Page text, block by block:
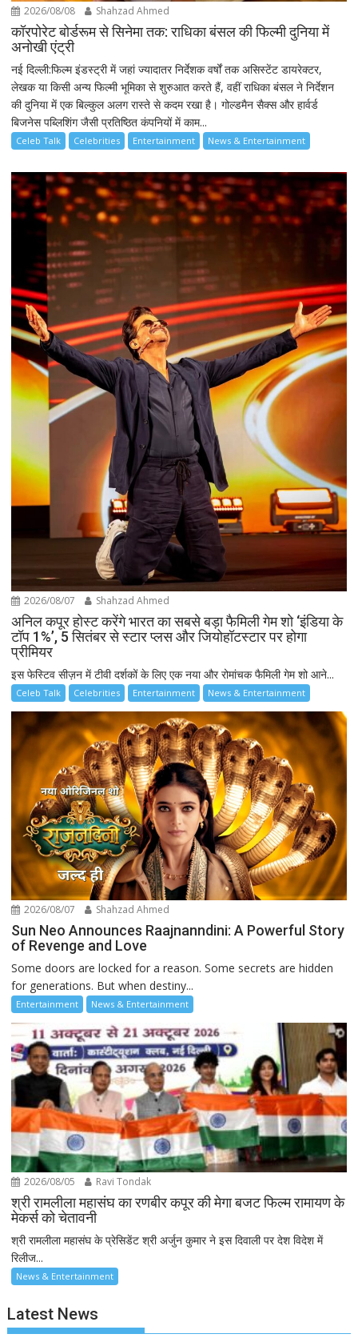
2026/08/08 Shahzad Ahmed
कॉरपोरेट बोर्डरूम से सिनेमा तक: राधिका बंसल की फिल्मी दुनिया में
अनोखी एंट्री
नई दिल्ली:फिल्म इंडस्ट्री में जहां ज्यादातर निर्देशक वर्षों तक असिस्टेंट डायरेक्टर,
लेखक या किसी अन्य फिल्मी भूमिका से शुरुआत करते हैं, वहीं राधिका बंसल ने निर्देशन
की दुनिया में एक बिल्कुल अलग रास्ते से कदम रखा है। गोल्डमैन सैक्स और हार्वर्ड
बिजनेस पब्लिशिंग जैसी प्रतिष्ठित कंपनियों में काम...
Celeb Talk Celebrities Entertainment News & Entertainment
2026/08/07 Shahzad Ahmed
अनिल कपूर होस्ट करेंगे भारत का सबसे बड़ा फैमिली गेम शो ‘इंडिया के
टॉप 1%’, 5 सितंबर से स्टार प्लस और जियोहॉटस्टार पर होगा
प्रीमियर
इस फेस्टिव सीज़न में टीवी दर्शकों के लिए एक नया और रोमांचक फैमिली गेम शो आने...
Celeb Talk Celebrities Entertainment News & Entertainment
2026/08/07 Shahzad Ahmed
Sun Neo Announces Raajnanndini: A Powerful Story
of Revenge and Love
Some doors are locked for a reason. Some secrets are hidden
for generations. But when destiny...
Entertainment News & Entertainment
2026/08/05 Ravi Tondak
श्री रामलीला महासंघ का रणबीर कपूर की मेगा बजट फिल्म रामायण के
मेकर्स को चेतावनी
श्री रामलीला महासंघ के प्रेसिडेंट श्री अर्जुन कुमार ने इस दिवाली पर देश विदेश में
रिलीज...
News & Entertainment
Latest News